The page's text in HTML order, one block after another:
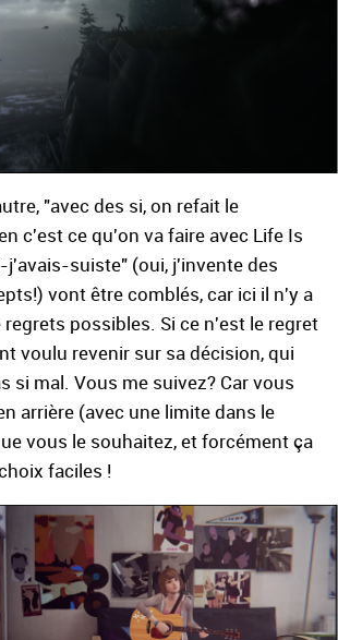
"avec des si, on refait le
c'est ce qu'on va faire avec Life Is
j'avais-suiste" (oui, j'invente des
vont être comblés, car ici il n'y a
possibles. Si ce n'est le regret
voulu revenir sur sa décision, qui
si mal. Vous me suivez? Car vous
arrière (avec une limite dans le
vous le souhaitez, et forcément ça
faciles !